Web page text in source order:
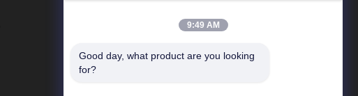
Быстрые Связи
9:49 AM
Good day, what product are you looking
for?